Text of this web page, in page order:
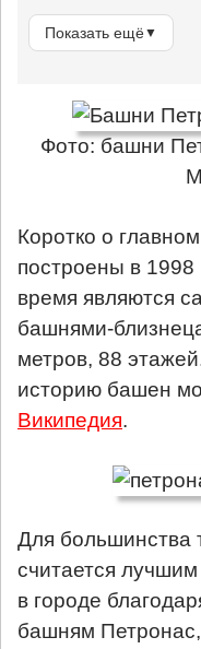
Показать ещё▼
Фото: башни
Коротко о
построены в 1998
время являются
башнями-
метров, 88
историю башен
Википедия.
Для большинства
считается
в городе
башням